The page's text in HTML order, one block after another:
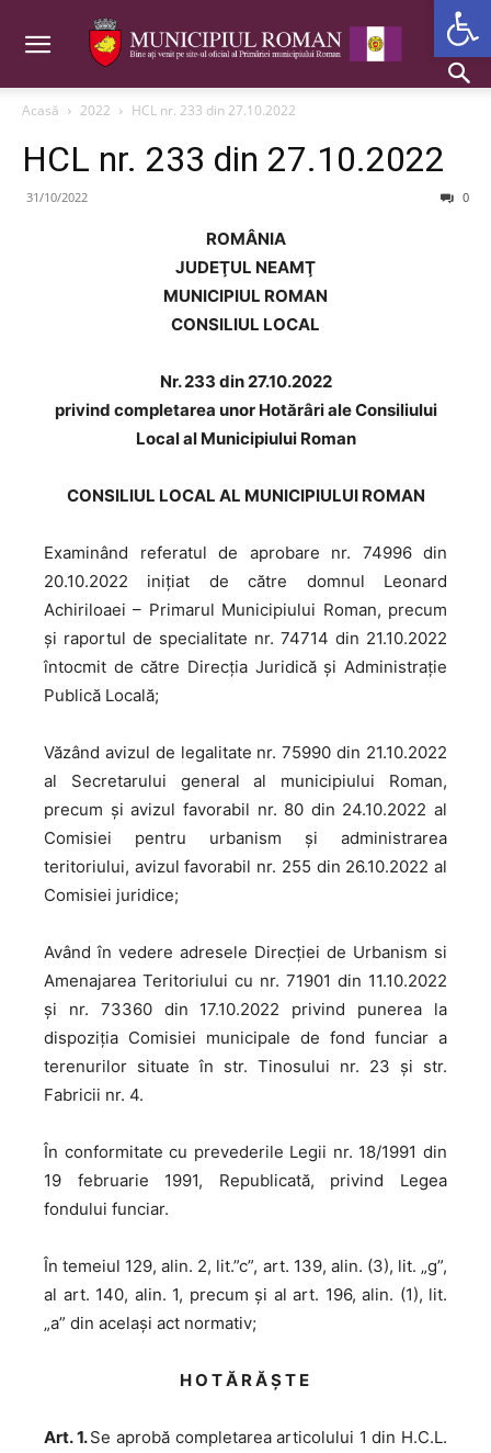
Acasă 2022 HCL nr. 233 din 27.10.2022
HCL nr. 233 din 27.10.2022
31/10/2022 0
ROMÂNIA
JUDEŢUL NEAMŢ
MUNICIPIUL ROMAN
CONSILIUL LOCAL
Nr. 233 din 27.10.2022
privind completarea unor Hotărâri ale Consiliului
Local al Municipiului Roman
CONSILIUL LOCAL AL MUNICIPIULUI ROMAN
Examinând referatul de aprobare nr. 74996 din
20.10.2022 inițiat de către domnul Leonard
Achiriloaei – Primarul Municipiului Roman, precum
şi raportul de specialitate nr. 74714 din 21.10.2022
întocmit de către Direcția Juridică și Administraţie
Publică Locală;
Văzând avizul de legalitate nr. 75990 din 21.10.2022
al Secretarului general al municipiului Roman,
precum și avizul favorabil nr. 80 din 24.10.2022 al
Comisiei pentru urbanism şi administrarea
teritoriului, avizul favorabil nr. 255 din 26.10.2022 al
Comisiei juridice;
Având în vedere adresele Direcției de Urbanism si
Amenajarea Teritoriului cu nr. 71901 din 11.10.2022
și nr. 73360 din 17.10.2022 privind punerea la
dispoziția Comisiei municipale de fond funciar a
terenurilor situate în str. Tinosului nr. 23 și str.
Fabricii nr. 4.
În conformitate cu prevederile Legii nr. 18/1991 din
19 februarie 1991, Republicată, privind Legea
fondului funciar.
În temeiul 129, alin. 2, lit.”c”, art. 139, alin. (3), lit. „g”,
al art. 140, alin. 1, precum și al art. 196, alin. (1), lit.
„a” din același act normativ;
H O T Ă R Ă Ş T E
Art. 1.Se aprobă completarea articolului 1 din H.C.L.